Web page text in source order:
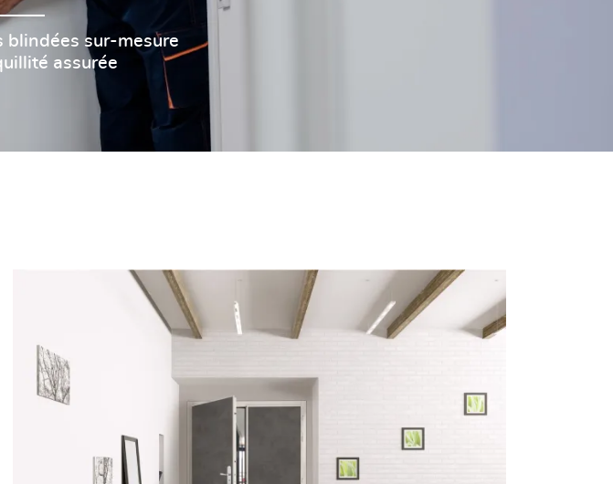
blindées sur-mesure
assurée